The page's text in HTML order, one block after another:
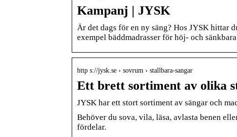
Kampanj | JYSK
Är det dags för en ny säng? Hos JYSK hittar
exempel bäddmadrasser för höj- och
http s://jysk.se › sovrum › stallbara-sangar
Ett brett sortiment av olika
JYSK har ett stort sortiment av sängar och
Behöver du sova, vila, läsa, avlasta benen
fördelar.